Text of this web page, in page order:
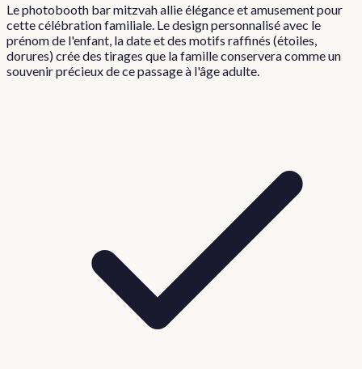
Le photobooth bar mitzvah allie élégance et amusement pour
cette célébration familiale. Le design personnalisé avec le
prénom de l'enfant, la date et des motifs raffinés (étoiles,
dorures) crée des tirages que la famille conservera comme un
souvenir précieux de ce passage à l'âge adulte.